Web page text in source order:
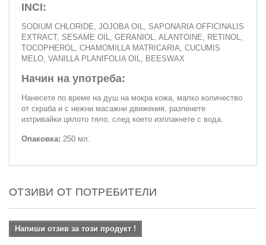
INCI:
SODIUM CHLORIDE, JOJOBA OIL, SAPONARIA OFFICINALIS
EXTRACT, SESAME OIL, GERANIOL, ALANTOINE, RETINOL,
TOCOPHEROL, CHAMOMILLA MATRICARIA, CUCUMIS
MELO, VANILLA PLANIFOLIA OIL, BEESWAX
Начин на употреба:
Нанесете по време на душ на мокра кожа, малко количество
от скраба и с нежни масажни движения, разпенете
изтривайки цялото тяло, след което изплакнете с вода.
Опаковка: 250 мл.
ОТЗИВИ ОТ ПОТРЕБИТЕЛИ
Напиши отзив за този продукт !